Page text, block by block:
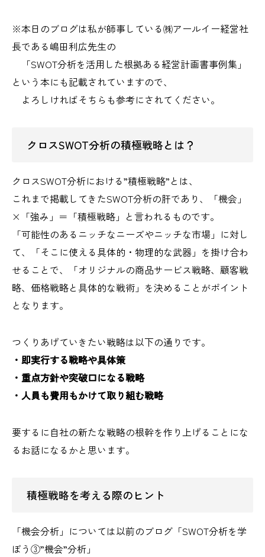
※本日のブログは私が師事している㈱アールイー経営社
長である嶋田利広先生の
「SWOT分析を活用した根拠ある経営計画書事例集」
という本にも記載されていますので、
よろしければそちらも参考にされてください。
クロスSWOT分析の積極戦略とは？
クロスSWOT分析における”積極戦略”とは、
これまで掲載してきたSWOT分析の肝であり、「機会」
×「強み」＝「積極戦略」と言われるものです。
「可能性のあるニッチなニーズやニッチな市場」に対し
て、「そこに使える具体的・物理的な武器」を掛け合わ
せることで、「オリジナルの商品サービス戦略、顧客戦
略、価格戦略と具体的な戦術」を決めることがポイント
となります。
つくりあげていきたい戦略は以下の通りです。
・即実行する戦略や具体策
・重点方針や突破口になる戦略
・人員も費用もかけて取り組む戦略
要するに自社の新たな戦略の根幹を作り上げることにな
るお話になるかと思います。
積極戦略を考える際のヒント
「機会分析」については以前のブログ「SWOT分析を学
ぼう③”機会”分析」